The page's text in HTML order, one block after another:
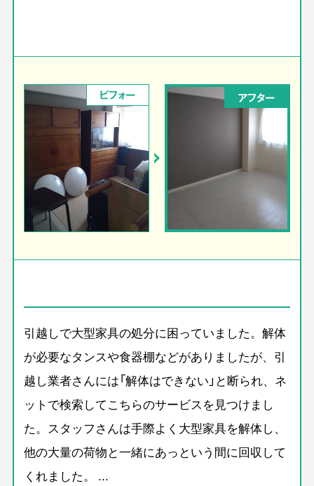
ビフォー アフター
引越しで大型家具の処分に困っていました。解体
が必要なタンスや食器棚などがありましたが、引
越し業者さんには「解体はできない」と断られ、ネ
ットで検索してこちらのサービスを見つけまし
た。スタッフさんは手際よく大型家具を解体し、
他の大量の荷物と一緒にあっという間に回収して
くれました。 ...